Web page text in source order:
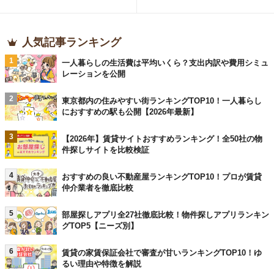
人気記事ランキング
1
一人暮らしの生活費は平均いくら？支出内訳や費用シミュ
レーションを公開
2
東京都内の住みやすい街ランキングTOP10！一人暮らし
におすすめの駅も公開【2026年最新】
3
【2026年】賃貸サイトおすすめランキング！全50社の物
件探しサイトを比較検証
4
おすすめの良い不動産屋ランキングTOP10！プロが賃貸
仲介業者を徹底比較
5
部屋探しアプリ全27社徹底比較！物件探しアプリランキン
グTOP5【ニーズ別】
6
賃貸の家賃保証会社で審査が甘いランキングTOP10！ゆ
るい理由や特徴を解説